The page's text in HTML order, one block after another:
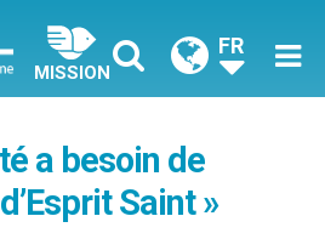
MISSION
FR
a besoin de
Saint »